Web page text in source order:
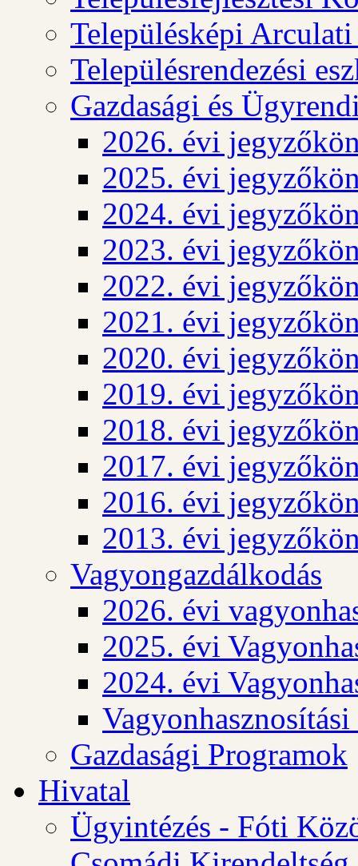
Településképi
Településrendezési
Gazdasági és
2026. évi
2025. évi
2024. évi
2023. évi
2022. évi
2021. évi
2020. évi
2019. évi
2018. évi
2017. évi
2016. évi
2013. évi
Vagyongazdálkodás
2026. évi
2025. évi
2024. évi
Gazdasági Programok
Hivatal
Ügyintézés - Fóti